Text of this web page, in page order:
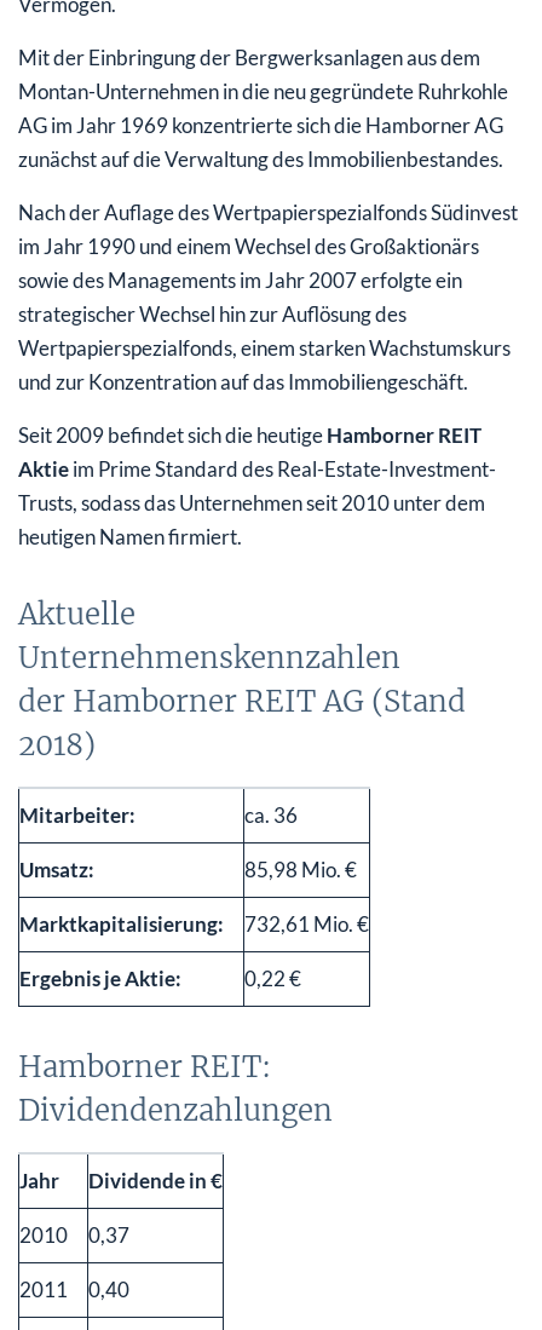
Mit der Einbringung der Bergwerksanlagen aus dem
Montan-Unternehmen in die neu gegründete Ruhrkohle
AG im Jahr 1969 konzentrierte sich die Hamborner AG
zunächst auf die Verwaltung des Immobilienbestandes.
Nach der Auflage des Wertpapierspezialfonds Südinvest
im Jahr 1990 und einem Wechsel des Großaktionärs
sowie des Managements im Jahr 2007 erfolgte ein
strategischer Wechsel hin zur Auflösung des
Wertpapierspezialfonds, einem starken Wachstumskurs
und zur Konzentration auf das Immobiliengeschäft.
Seit 2009 befindet sich die heutigeHamborner REIT
Aktieim Prime Standard des Real-Estate-Investment-
Trusts, sodass das Unternehmen seit 2010 unter dem
heutigen Namen firmiert.
Aktuelle
Unternehmenskennzahlen
der Hamborner REIT AG (Stand
2018)
Mitarbeiter: ca. 36
Umsatz: 85,98 Mio. €
Marktkapitalisierung: 732,61 Mio. €
Ergebnis je Aktie: 0,22 €
Hamborner REIT:
Dividendenzahlungen
Jahr Dividende in €
2010 0,37
2011 0,40